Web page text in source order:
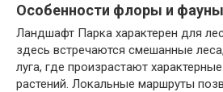
Особенности флоры и фауны
Ландшафт Парка характерен для
здесь встречаются смешанные
луга, где произрастают
растений. Локальные маршруты